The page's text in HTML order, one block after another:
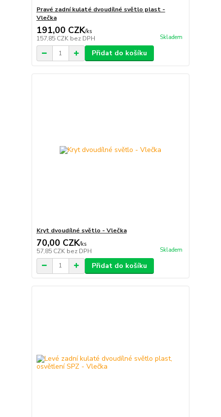
Pravé zadní kulaté dvoudílné světlo plast -
Vlečka
191,00 CZK/ks
157,85 CZK bez DPH Skladem
Přidat do košíku
Kryt dvoudílné světlo - Vlečka
70,00 CZK/ks
57,85 CZK bez DPH Skladem
Přidat do košíku